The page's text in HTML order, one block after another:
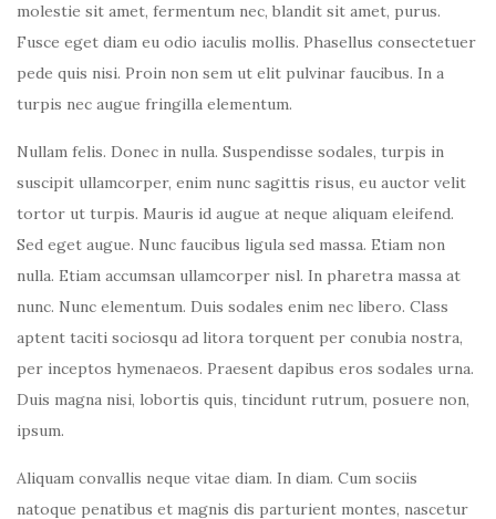
molestie sit amet, fermentum nec, blandit sit amet, purus.
Fusce eget diam eu odio iaculis mollis. Phasellus consectetuer
pede quis nisi. Proin non sem ut elit pulvinar faucibus. In a
turpis nec augue fringilla elementum.
Nullam felis. Donec in nulla. Suspendisse sodales, turpis in
suscipit ullamcorper, enim nunc sagittis risus, eu auctor velit
tortor ut turpis. Mauris id augue at neque aliquam eleifend.
Sed eget augue. Nunc faucibus ligula sed massa. Etiam non
nulla. Etiam accumsan ullamcorper nisl. In pharetra massa at
nunc. Nunc elementum. Duis sodales enim nec libero. Class
aptent taciti sociosqu ad litora torquent per conubia nostra,
per inceptos hymenaeos. Praesent dapibus eros sodales urna.
Duis magna nisi, lobortis quis, tincidunt rutrum, posuere non,
ipsum.
Aliquam convallis neque vitae diam. In diam. Cum sociis
natoque penatibus et magnis dis parturient montes, nascetur